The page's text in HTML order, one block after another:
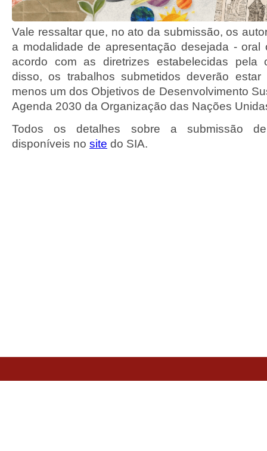
Vale ressaltar que, no ato da submissão, os
a modalidade de apresentação desejada -
acordo com as diretrizes estabelecidas pela
disso, os trabalhos submetidos deverão
menos um dos Objetivos de Desenvolvimento
Agenda 2030 da Organização das Nações
Todos os detalhes sobre a submissão
disponíveis no site do SIA.